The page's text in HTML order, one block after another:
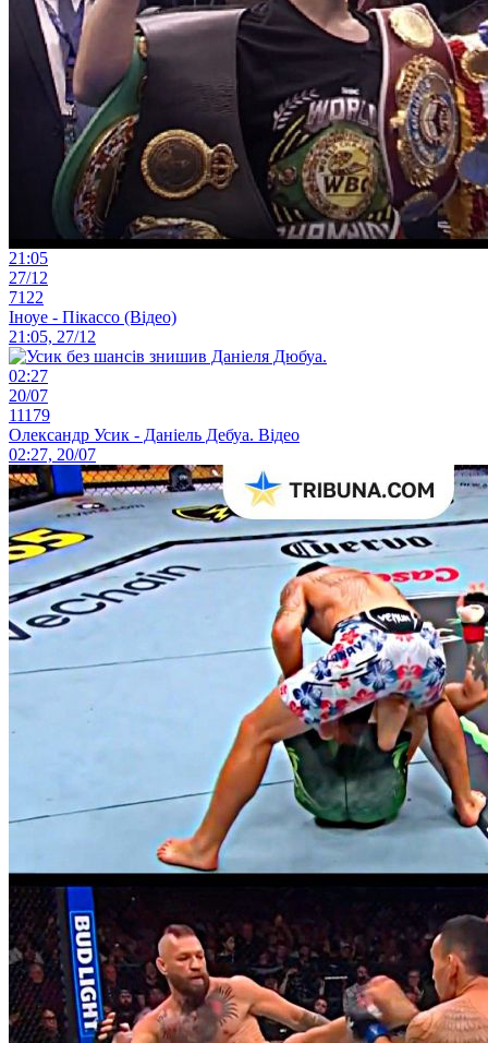
21:05
27/12
7122
Іноуе - Пікассо (Відео)
21:05, 27/12
02:27
20/07
11179
Олександр Усик - Даніель Дебуа. Відео
02:27, 20/07